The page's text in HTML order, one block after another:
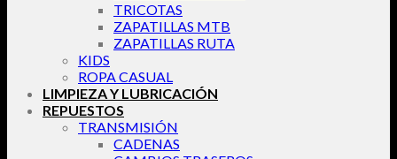
TRICOTAS
ZAPATILLAS MTB
ZAPATILLAS RUTA
KIDS
ROPA CASUAL
LIMPIEZA Y LUBRICACIÓN
REPUESTOS
TRANSMISIÓN
CADENAS